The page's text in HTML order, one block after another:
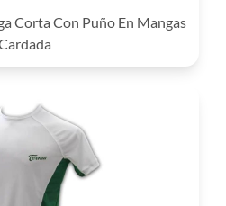
Corta Con Puño En Mangas